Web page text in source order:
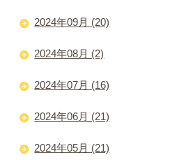
2024年09月 (20)
2024年08月 (2)
2024年07月 (16)
2024年06月 (21)
2024年05月 (21)